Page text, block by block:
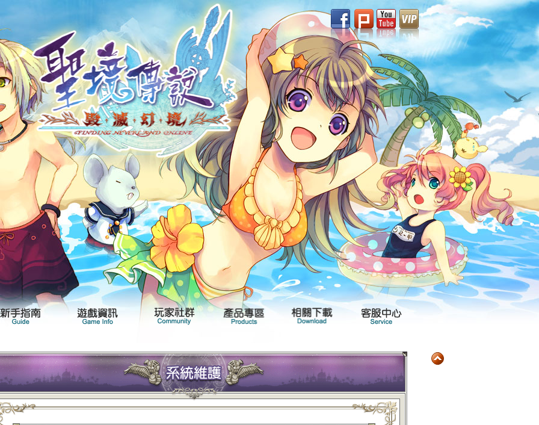
區 遊戲介紹 新手指南 遊戲資訊 玩家社群 產品專區 相關下載 客服中心
帳號申請
遊戲下載
社群帳號馬上玩